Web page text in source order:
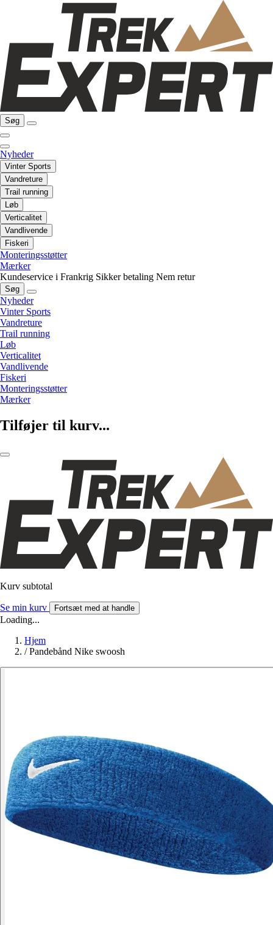
Søg
Nyheder
Vinter Sports
Vandreture
Trail running
Løb
Verticalitet
Vandlivende
Fiskeri
Monteringsstøtter
Mærker
Kundeservice i Frankrig Sikker betaling Nem retur
Søg
Nyheder
Vinter Sports
Vandreture
Trail running
Løb
Verticalitet
Vandlivende
Fiskeri
Monteringsstøtter
Mærker
Tilføjer til kurv...
Kurv subtotal
Se min kurv Fortsæt med at handle
Loading...
Hjem
/ Pandebånd Nike swoosh